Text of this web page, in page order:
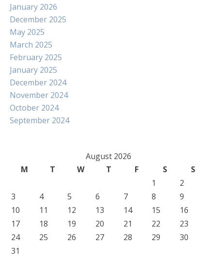
January 2026
December 2025
May 2025
March 2025
February 2025
January 2025
December 2024
November 2024
October 2024
September 2024
August 2026
M
T W T F S
S
1
2
3
4 5 6 7 8
9
10
11 12 13 14 15
16
17
18 19 20 21 22
23
24
25 26 27 28 29
30
31